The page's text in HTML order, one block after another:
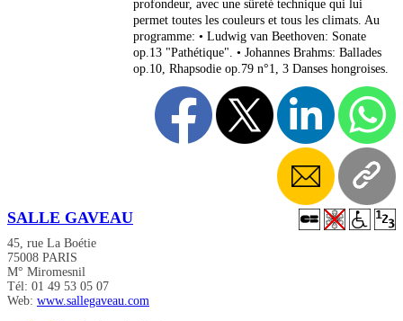
profondeur, avec une sûreté technique qui lui
permet toutes les couleurs et tous les climats. Au
programme: • Ludwig van Beethoven: Sonate
op.13 "Pathétique". • Johannes Brahms: Ballades
op.10, Rhapsodie op.79 n°1, 3 Danses hongroises.
SALLE GAVEAU
45, rue La Boétie
75008 PARIS
M° Miromesnil
Tél: 01 49 53 05 07
Web: www.sallegaveau.com